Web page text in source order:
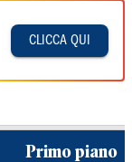
CLICCA QUI
Primo piano